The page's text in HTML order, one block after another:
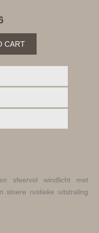
CART
sfeervol windlicht met
stoere rustieke uitstraling